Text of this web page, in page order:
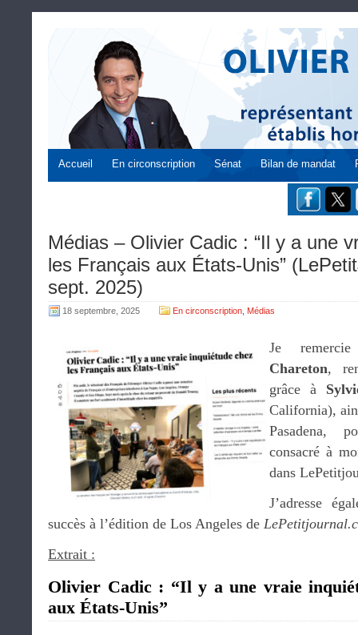
Accueil En circonscription Sénat Bilan de mandat
Médias – Olivier Cadic : “Il y a une
les Français aux États-Unis”
sept. 2025)
18 septembre, 2025 En circonscription Médias
Je
Chareton,
grâce à
California),
Pasadena,
consacré à
dans
J’adresse
succès à l’édition de Los Angeles de
Extrait :
Olivier Cadic : “Il y a une vraie
aux États-Unis”